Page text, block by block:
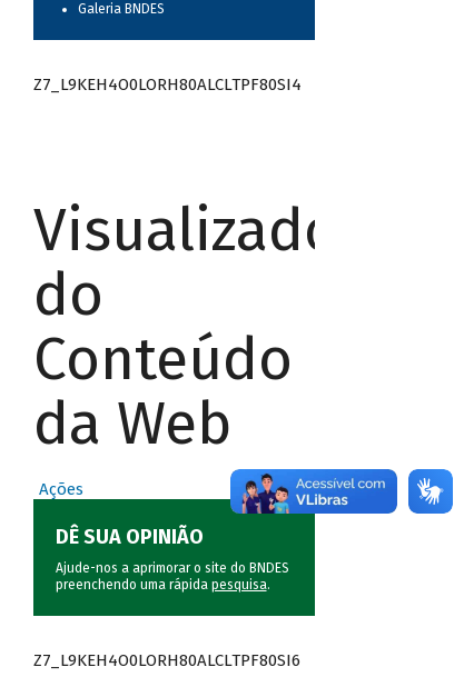
Galeria BNDES
Z7_L9KEH4O0LORH80ALCLTPF80SI4
Visualizador
do
Conteúdo
da Web
Ações
DÊ SUA OPINIÃO
Ajude-nos a aprimorar o site do BNDES
preenchendo uma rápida pesquisa.
Z7_L9KEH4O0LORH80ALCLTPF80SI6